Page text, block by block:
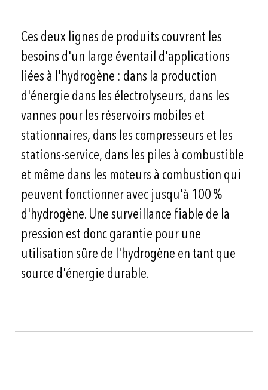
Ces deux lignes de produits couvrent les
besoins d'un large éventail d'applications
liées à l'hydrogène : dans la production
d'énergie dans les électrolyseurs, dans les
vannes pour les réservoirs mobiles et
stationnaires, dans les compresseurs et les
stations-service, dans les piles à combustible
et même dans les moteurs à combustion qui
peuvent fonctionner avec jusqu'à 100 %
d'hydrogène. Une surveillance fiable de la
pression est donc garantie pour une
utilisation sûre de l'hydrogène en tant que
source d'énergie durable.